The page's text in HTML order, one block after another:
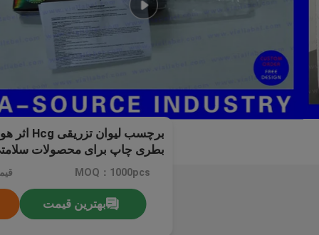
بطری چاپ برای محصولات
MOQ：1000pcs
بهترین قیمت